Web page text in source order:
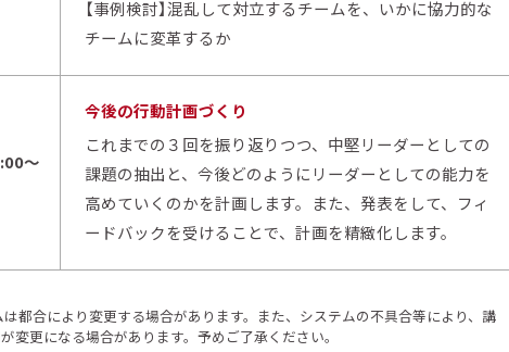
【事例検討】混乱して対立するチームを、いかに協力的な
チームに変革するか
～
今後の行動計画づくり
これまでの３回を振り返りつつ、中堅リーダーとしての
課題の抽出と、今後どのようにリーダーとしての能力を
高めていくのかを計画します。また、発表をして、フィ
ードバックを受けることで、計画を精緻化します。
都合により変更する場合があります。また、システムの不具合等により、講
変更になる場合があります。予めご了承ください。